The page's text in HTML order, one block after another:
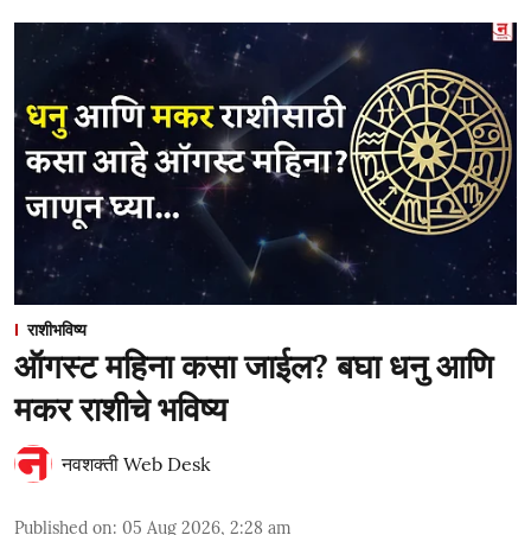
राशीभविष्य
ऑगस्ट महिना कसा जाईल? बघा धनु आणि
मकर राशीचे भविष्य
नवशक्ती Web Desk
Published on: 05 Aug 2026, 2:28 am